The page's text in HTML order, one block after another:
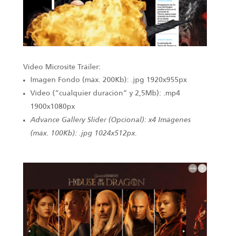
Vídeo Microsite Tráiler:
Imagen Fondo (máx. 200Kb): .jpg 1920x955px
Vídeo (“cualquier duración” y 2,5Mb): .mp4
1900x1080px
Advance Gallery Slider (Opcional): x4 Imágenes
(máx. 100Kb): .jpg 1024x512px.